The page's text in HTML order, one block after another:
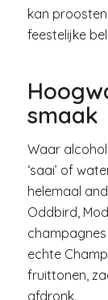
kan
feestelijke
smaak
Waar
‘saai’ of
helemaal
Oddbird,
echte
fruittonen,
afdronk.